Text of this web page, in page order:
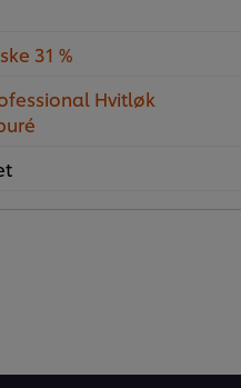
31 %
Hvitløk